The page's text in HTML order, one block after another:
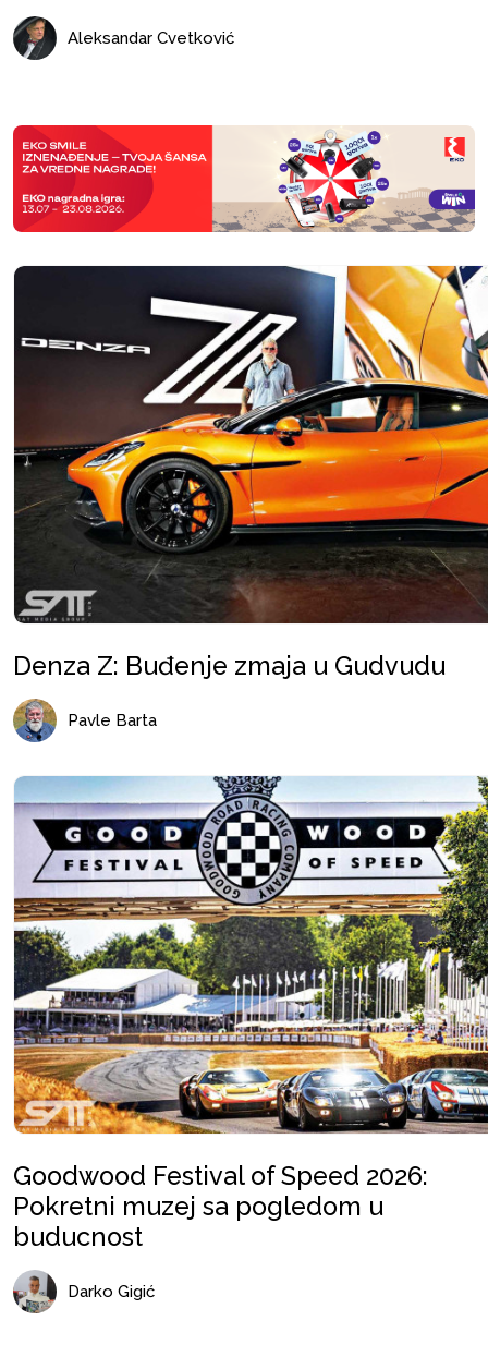
Aleksandar Cvetković
Denza Z: Buđenje zmaja u Gudvudu
Pavle Barta
Goodwood Festival of Speed 2026:
Pokretni muzej sa pogledom u
buducnost
Darko Gigić